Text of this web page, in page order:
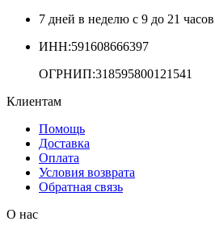
7 дней в неделю с 9 до 21 часов
ИНН:591608666397
ОГРНИП:318595800121541
Клиентам
Помощь
Доставка
Оплата
Условия возврата
Обратная связь
О нас